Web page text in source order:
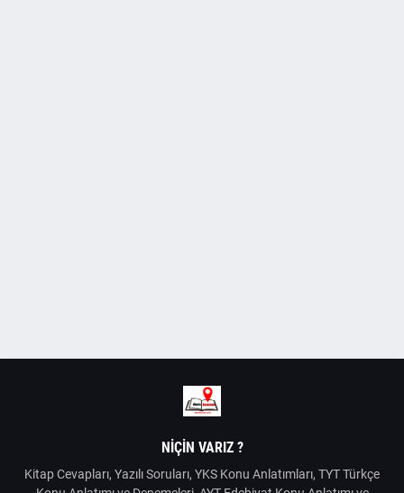
NIÇIN VARIZ ?
Kitap Cevapları, Yazılı Soruları, YKS Konu Anlatımları, TYT Türkçe